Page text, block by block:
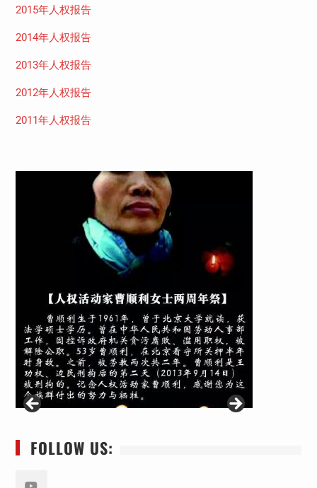
2015年人权报告
2014年人权报告
2013年人权报告
2012年人权报告
2011年人权报告
FOLLOW US: